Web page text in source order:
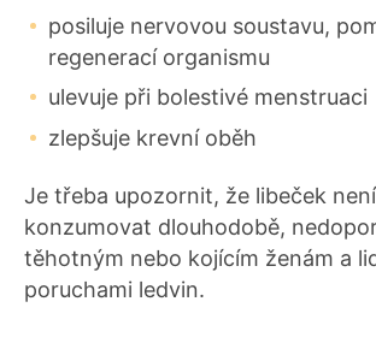
posiluje nervovou soustavu,
regenerací organismu
ulevuje při bolestivé menstruaci
zlepšuje krevní oběh
Je třeba upozornit, že libeček
konzumovat dlouhodobě,
těhotným nebo kojícím ženám a
poruchami ledvin.